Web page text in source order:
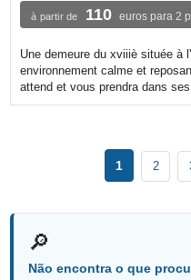
à partir de 110 euros para 2
Une demeure du xviiiè située à
environnement calme et
attend et vous prendra dans ses
1 2
🔎
Não encontra o que